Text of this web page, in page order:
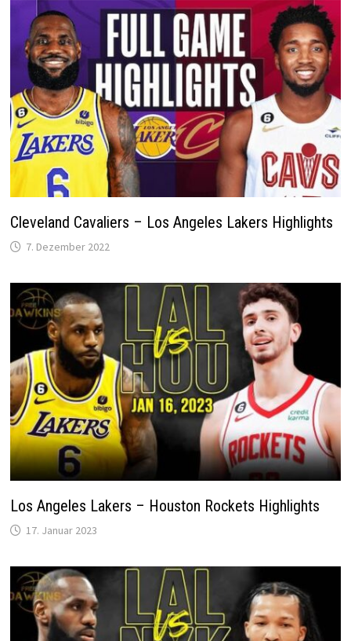
Cleveland Cavaliers – Los Angeles Lakers Highlights
7. Dezember 2022
Los Angeles Lakers – Houston Rockets Highlights
17. Januar 2023